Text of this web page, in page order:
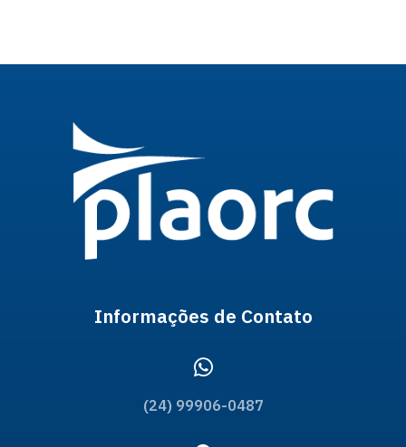
Informações de Contato
(24) 99906-0487